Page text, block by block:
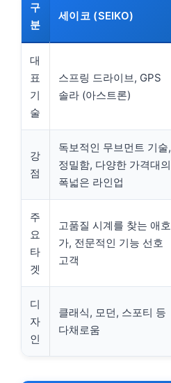
구
분
세이코 (SEIKO)
대
표
기
술
스프링 드라이브, GPS
솔라 (아스트론)
강
점
독보적인 무브먼트 기술,
정밀함, 다양한 가격대의
폭넓은 라인업
주
요
타
겟
고품질 시계를 찾는 애호
가, 전문적인 기능 선호
고객
디
자
인
클래식, 모던, 스포티 등
다채로움